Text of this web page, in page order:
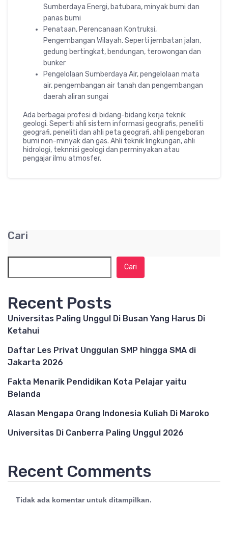
Sumberdaya Energi, batubara, minyak bumi dan
panas bumi
Penataan, Perencanaan Kontruksi,
Pengembangan Wilayah. Seperti jembatan jalan,
gedung bertingkat, bendungan, terowongan dan
bunker
Pengelolaan Sumberdaya Air, pengelolaan mata
air, pengembangan air tanah dan pengembangan
daerah aliran sungai
Ada berbagai profesi di bidang-bidang kerja teknik
geologi. Seperti ahli sistem informasi geografis, peneliti
geografi, peneliti dan ahli peta geografi, ahli pengeboran
bumi non-minyak dan gas. Ahli teknik lingkungan, ahli
hidrologi, teknnisi geologi dan perminyakan atau
pengajar ilmu atmosfer.
Cari
Cari
Recent Posts
Universitas Paling Unggul Di Busan Yang Harus Di
Ketahui
Daftar Les Privat Unggulan SMP hingga SMA di
Jakarta 2026
Fakta Menarik Pendidikan Kota Pelajar yaitu
Belanda
Alasan Mengapa Orang Indonesia Kuliah Di Maroko
Universitas Di Canberra Paling Unggul 2026
Recent Comments
Tidak ada komentar untuk ditampilkan.